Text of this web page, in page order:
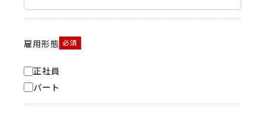
雇用形態 必須
正社員
パート